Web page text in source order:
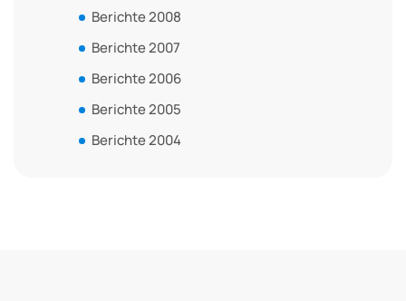
Berichte 2008
Berichte 2007
Berichte 2006
Berichte 2005
Berichte 2004